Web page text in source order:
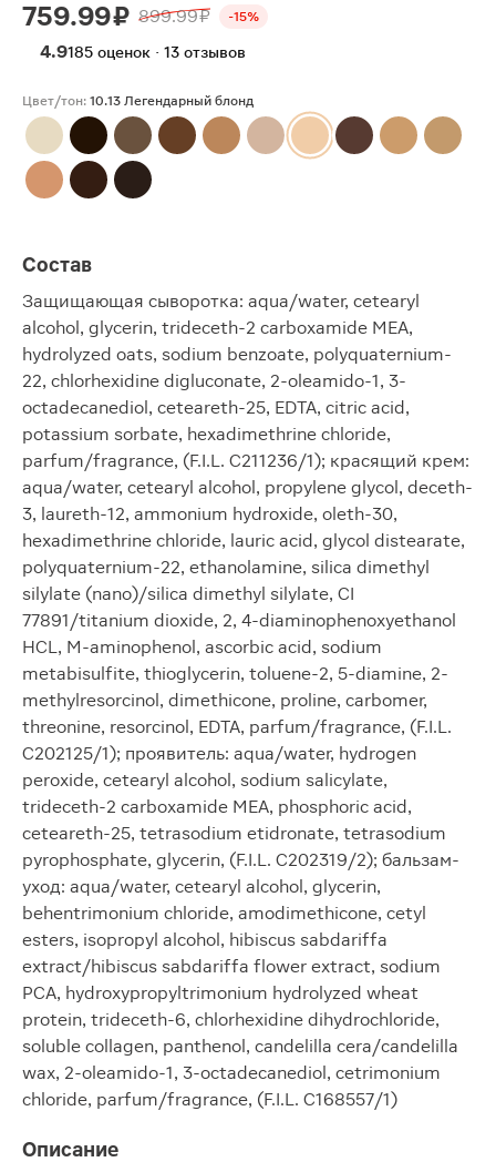
759.99 ₽ 899.99 ₽ -15%
4.9185 оценок · 13 отзывов
Цвет/тон: 10.13 Легендарный блонд
Состав
Защищающая сыворотка: aqua/water, cetearyl
alcohol, glycerin, trideceth-2 carboxamide MEA,
hydrolyzed oats, sodium benzoate, polyquaternium-
22, chlorhexidine digluconate, 2-oleamido-1, 3-
octadecanediol, ceteareth-25, EDTA, citric acid,
potassium sorbate, hexadimethrine chloride,
parfum/fragrance, (F.I.L. C211236/1); красящий крем:
aqua/water, cetearyl alcohol, propylene glycol, deceth-
3, laureth-12, ammonium hydroxide, oleth-30,
hexadimethrine chloride, lauric acid, glycol distearate,
polyquaternium-22, ethanolamine, silica dimethyl
silylate (nano)/silica dimethyl silylate, CI
77891/titanium dioxide, 2, 4-diaminophenoxyethanol
HCL, M-aminophenol, ascorbic acid, sodium
metabisulfite, thioglycerin, toluene-2, 5-diamine, 2-
methylresorcinol, dimethicone, proline, carbomer,
threonine, resorcinol, EDTA, parfum/fragrance, (F.I.L.
C202125/1); проявитель: aqua/water, hydrogen
peroxide, cetearyl alcohol, sodium salicylate,
trideceth-2 carboxamide MEA, phosphoric acid,
ceteareth-25, tetrasodium etidronate, tetrasodium
pyrophosphate, glycerin, (F.I.L. C202319/2); бальзам-
уход: aqua/water, cetearyl alcohol, glycerin,
behentrimonium chloride, amodimethicone, cetyl
esters, isopropyl alcohol, hibiscus sabdariffa
extract/hibiscus sabdariffa flower extract, sodium
PCA, hydroxypropyltrimonium hydrolyzed wheat
protein, trideceth-6, chlorhexidine dihydrochloride,
soluble collagen, panthenol, candelilla cera/candelilla
wax, 2-oleamido-1, 3-octadecanediol, cetrimonium
chloride, parfum/fragrance, (F.I.L. C168557/1)
Описание